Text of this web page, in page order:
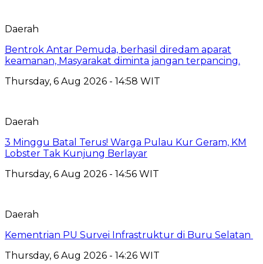
Daerah
Bentrok Antar Pemuda, berhasil diredam aparat
keamanan, Masyarakat diminta jangan terpancing.
Thursday, 6 Aug 2026 - 14:58 WIT
Daerah
3 Minggu Batal Terus! Warga Pulau Kur Geram, KM
Lobster Tak Kunjung Berlayar
Thursday, 6 Aug 2026 - 14:56 WIT
Daerah
Kementrian PU Survei Infrastruktur di Buru Selatan
Thursday, 6 Aug 2026 - 14:26 WIT